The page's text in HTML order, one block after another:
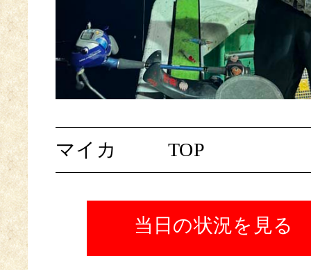
マイカ TOP
当日の状況を見る